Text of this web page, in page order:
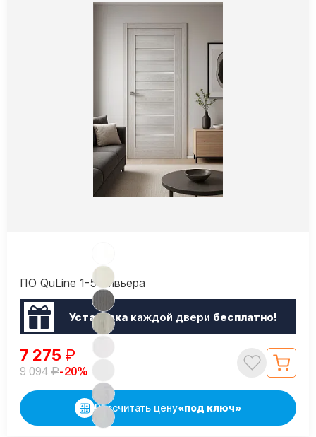
ПО QuLine 1-5 Ривьера
Установкакаждой двери бесплатно!
7 275 ₽
9 094₽-20%
Рассчитать цену«под ключ»